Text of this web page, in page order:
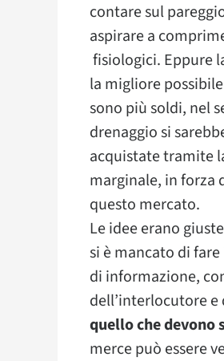
contare sul
aspirare a
fisiologici. Eppure
la migliore
sono più soldi, nel
drenaggio si
acquistate tramite
marginale, in forza
questo mercato.
Le idee erano
si è mancato di
di informazione,
dell’interlocutore e
quello che devono
merce può essere